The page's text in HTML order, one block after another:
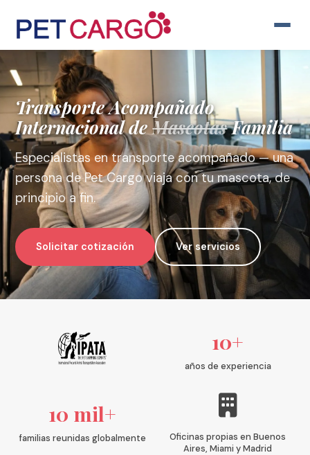
TransporteAcompañado
Internacional deMascotasFamilia
Especialistas en transporte acompañado — una
persona de Pet Cargo viaja con tu mascota, de
principio a fin.
Solicitar cotización Ver servicios
10+
años de experiencia
10 mil+
familias reunidas globalmente
Oficinas propias en Buenos
Aires, Miami y Madrid